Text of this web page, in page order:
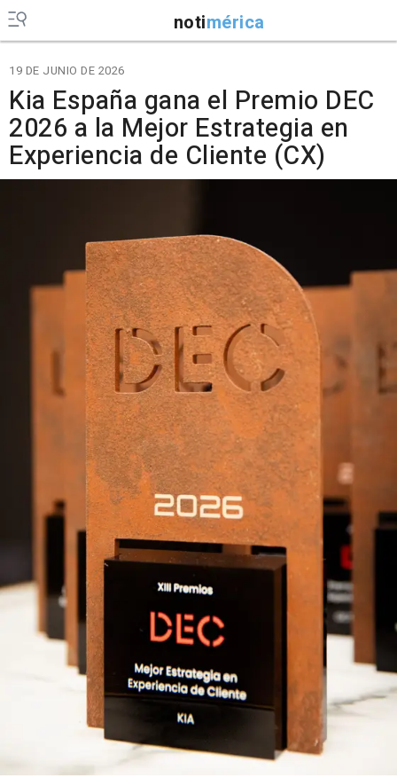
notimérica
19 DE JUNIO DE 2026
Kia España gana el Premio DEC
2026 a la Mejor Estrategia en
Experiencia de Cliente (CX)